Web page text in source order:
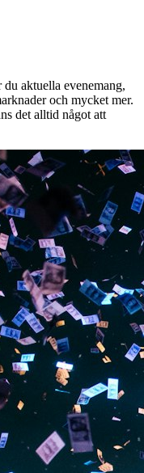
aktuella evenemang,
och mycket mer.
det alltid något att